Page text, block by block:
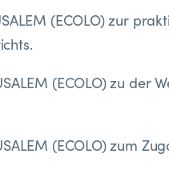
(ECOLO) zur
(ECOLO) zu der
(ECOLO) zum